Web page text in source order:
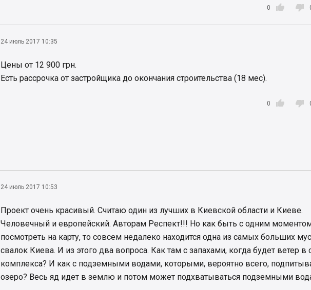

0 
24 июль 2017 10:35
Цены от 12 900 грн.
Есть рассрочка от застройщика до окончания строительства (18 мес).

0 
24 июль 2017 10:53
Проект очень красивый. Считаю один из лучших в Киевской области и Киеве.
Человечный и европейский. Авторам Респект!!! Но как быть с одним
посмотреть на карту, то совсем недалеко находится одна из самых больших
свалок Киева. И из этого два вопроса. Как там с запахами, когда будет ветер в
комплекса? И как с подземными водами, которыми, вероятно всего,
озеро? Весь яд идет в землю и потом может подхватываться подземными